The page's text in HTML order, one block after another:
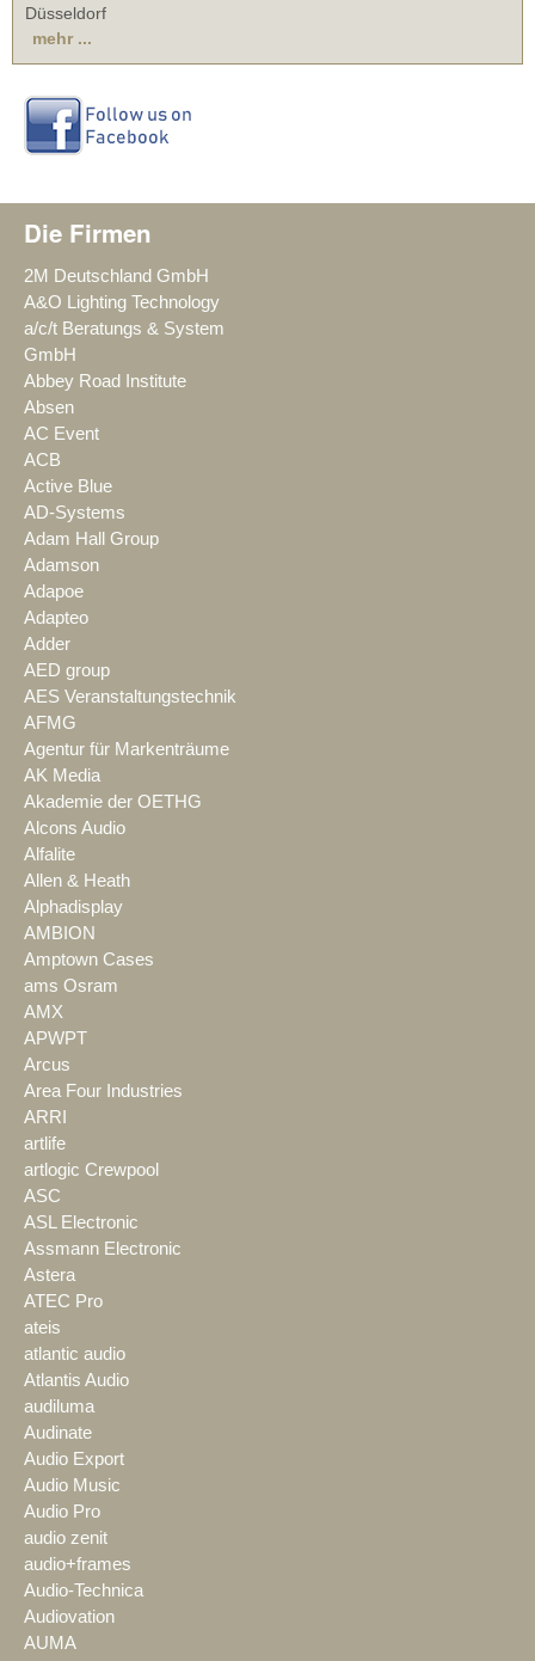
Düsseldorf
mehr ...
Die Firmen
2M Deutschland GmbH
A&O Lighting Technology
a/c/t Beratungs & System
GmbH
Abbey Road Institute
Absen
AC Event
ACB
Active Blue
AD-Systems
Adam Hall Group
Adamson
Adapoe
Adapteo
Adder
AED group
AES Veranstaltungstechnik
AFMG
Agentur für Markenträume
AK Media
Akademie der OETHG
Alcons Audio
Alfalite
Allen & Heath
Alphadisplay
AMBION
Amptown Cases
ams Osram
AMX
APWPT
Arcus
Area Four Industries
ARRI
artlife
artlogic Crewpool
ASC
ASL Electronic
Assmann Electronic
Astera
ATEC Pro
ateis
atlantic audio
Atlantis Audio
audiluma
Audinate
Audio Export
Audio Music
Audio Pro
audio zenit
audio+frames
Audio-Technica
Audiovation
AUMA